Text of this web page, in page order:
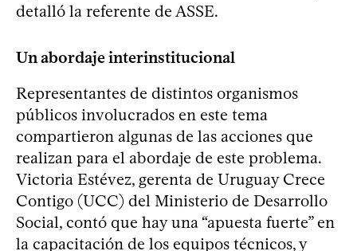
detalló la referente de ASSE.
Un abordaje interinstitucional
Representantes de distintos organismos
públicos involucrados en este tema
compartieron algunas de las acciones que
realizan para el abordaje de este problema.
Victoria Estévez, gerenta de Uruguay Crece
Contigo (UCC) del Ministerio de Desarrollo
Social, contó que hay una “apuesta fuerte” en
la capacitación de los equipos técnicos, y